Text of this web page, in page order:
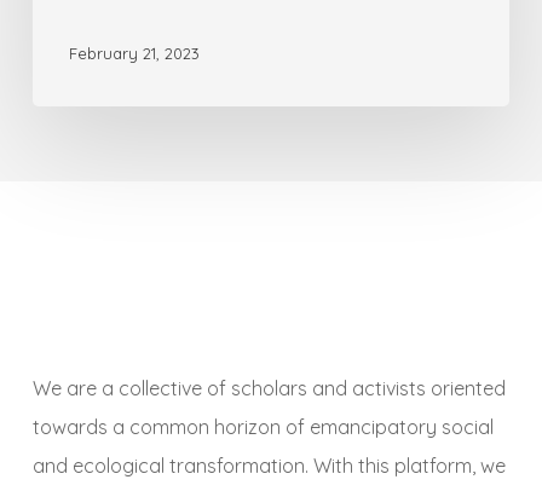
February 21, 2023
We are a collective of scholars and activists oriented
towards a common horizon of emancipatory social
and ecological transformation. With this platform, we